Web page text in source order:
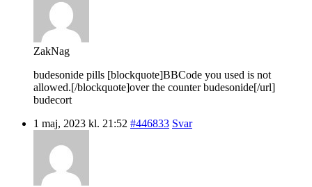
ZakNag
budesonide pills [blockquote]BBCode you used is not
allowed.[/blockquote]over the counter budesonide[/url]
budecort
1 maj, 2023 kl. 21:52 #446833 Svar